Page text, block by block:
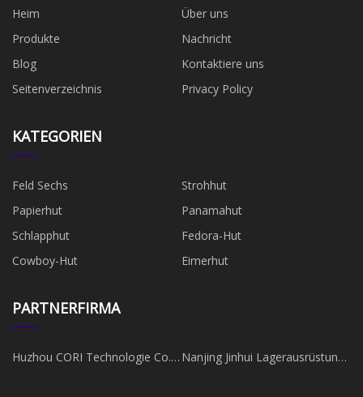
Heim
Über uns
Produkte
Nachricht
Blog
Kontaktiere uns
Seitenverzeichnis
Privacy Policy
KATEGORIEN
Feld Sechs
Strohhut
Papierhut
Panamahut
Schlapphut
Fedora-Hut
Cowboy-Hut
Eimerhut
PARTNERFIRMA
Huzhou CORI Technologie Co.,
Nanjing Jinhui Lagerausrüstung